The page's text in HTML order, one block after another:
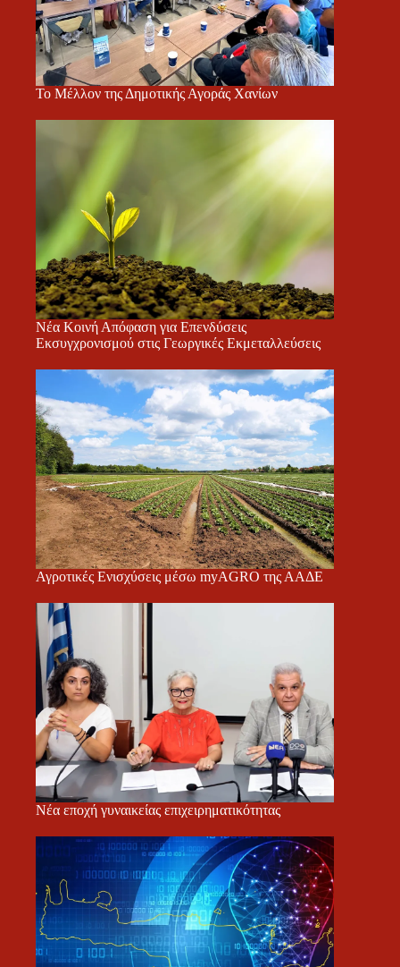
Το Μέλλον της Δημοτικής Αγοράς Χανίων
Νέα Κοινή Απόφαση για Επενδύσεις
Εκσυγχρονισμού στις Γεωργικές Εκμεταλλεύσεις
Αγροτικές Ενισχύσεις μέσω myAGRO της ΑΑΔΕ
Νέα εποχή γυναικείας επιχειρηματικότητας